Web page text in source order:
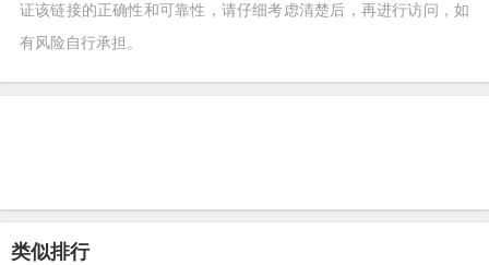
证该链接的正确性和可靠性，请仔细考虑清楚后，再进行访问，如
有风险自行承担。
类似排行